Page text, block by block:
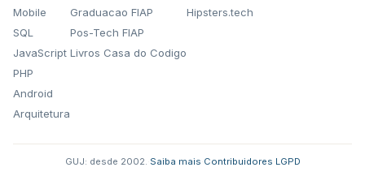
Mobile
SQL
JavaScript
PHP
Android
Arquitetura
Graduacao FIAP
Pos-Tech FIAP
Livros Casa do Codigo
Hipsters.tech
GUJ: desde 2002. Saiba mais Contribuidores LGPD